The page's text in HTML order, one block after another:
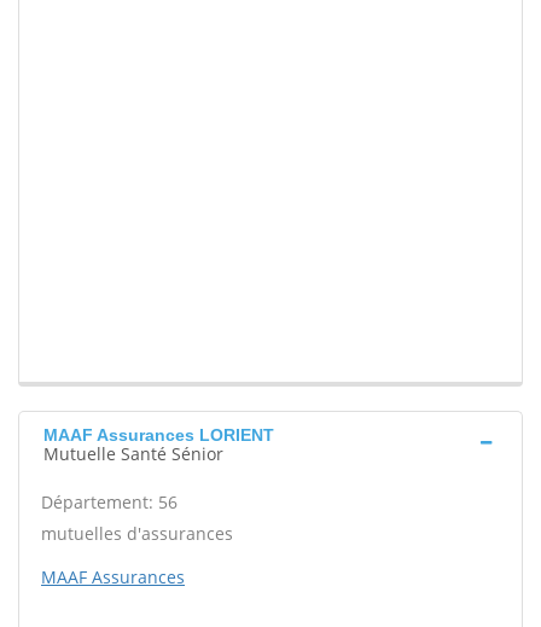
MAAF Assurances LORIENT
Mutuelle Santé Sénior
Département: 56
mutuelles d'assurances
MAAF Assurances